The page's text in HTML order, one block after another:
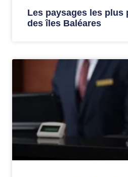
Les paysages les plus
des îles Baléares